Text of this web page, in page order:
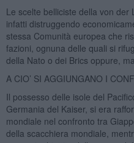
Le scelte belliciste della von
infatti distruggendo
stessa Comunità europea che
fazioni, ognuna delle quali si
della Nato o dei Brics oppure,
A CIO’ SI AGGIUNGANO I
Il possesso delle isole del
Germania del Kaiser, si era
mondiale nel confronto tra
della scacchiera mondiale,